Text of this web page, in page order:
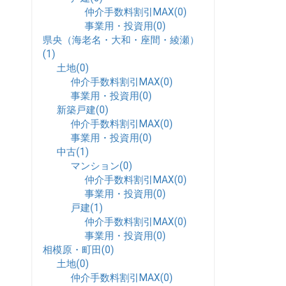
仲介手数料割引MAX(0)
事業用・投資用(0)
県央（海老名・大和・座間・綾瀬）
(1)
土地(0)
仲介手数料割引MAX(0)
事業用・投資用(0)
新築戸建(0)
仲介手数料割引MAX(0)
事業用・投資用(0)
中古(1)
マンション(0)
仲介手数料割引MAX(0)
事業用・投資用(0)
戸建(1)
仲介手数料割引MAX(0)
事業用・投資用(0)
相模原・町田(0)
土地(0)
仲介手数料割引MAX(0)